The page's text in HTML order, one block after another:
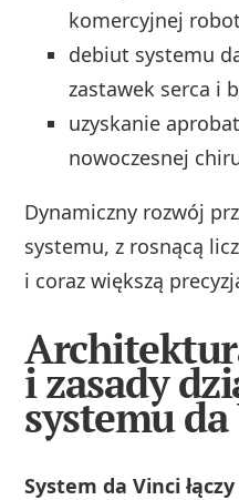
komercyjnej
debiut systemu
zastawek serca i
uzyskanie
nowoczesnej
Dynamiczny rozwój
systemu, z rosnącą
i coraz większą
i zasady
systemu
System da Vinci